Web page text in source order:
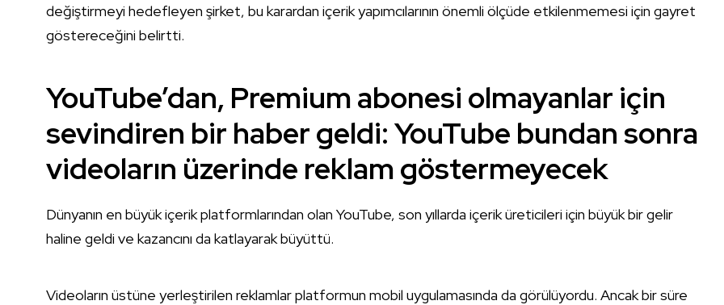
değiştirmeyi hedefleyen şirket, bu karardan içerik yapımcılarının önemli ölçüde etkilenmemesi için gayret
göstereceğini belirtti.
YouTube’dan, Premium abonesi olmayanlar için
sevindiren bir haber geldi:YouTube bundan sonra
videoların üzerinde reklam göstermeyecek
Dünyanın en büyük içerik platformlarından olan YouTube, son yıllarda içerik üreticileri için büyük bir gelir
haline geldi ve kazancını da katlayarak büyüttü.
Videoların üstüne yerleştirilen reklamlar platformun mobil uygulamasında da görülüyordu. Ancak bir süre